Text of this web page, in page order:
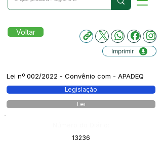
Voltar
Imprimir
Lei nº 002/2022 - Convênio com - APADEQ
Legislação
Lei
13236